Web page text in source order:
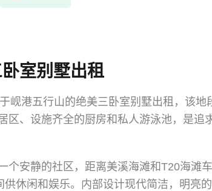
室别墅出租
岘港五行山的绝美三卧室别墅出租，该
区、设施齐全的厨房和私人游泳池，是追
个安静的社区，距离美溪海滩和T20海滩
休闲和娱乐。内部设计现代简洁，明亮